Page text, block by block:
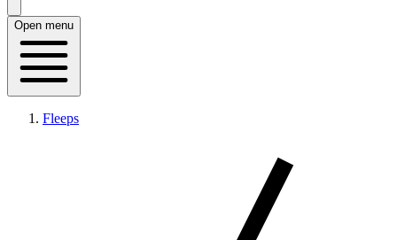
Open menu
Fleeps